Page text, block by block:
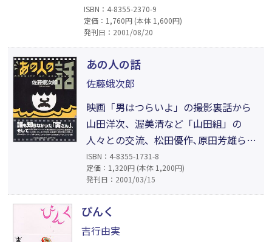
ーへと昇りつめるが─。ただ一つの真実
の愛を求めたアイドルが思惑に翻弄さ
れ、壊されていった悲劇をリアルに描い
た衝撃作。
ISBN：4-8355-2370-9
定価：1,760円 (本体 1,600円)
発刊日：2001/08/20
あの人の話
佐藤蛾次郎
映画「男はつらいよ」の撮影裏話から
山田洋次、渥美清など「山田組」の
人々との交流、松田優作､原田芳雄ら仲
間との愉快な日々……。映画に舞台､ド
ラマにとどまらずレポーター業もこな
「蛾次郎流」生き方を初めて語る超だ
くさんエッセイ集！
ISBN：4-8355-1731-8
定価：1,320円 (本体 1,200円)
発刊日：2001/03/15
ぴんく
吉行由実